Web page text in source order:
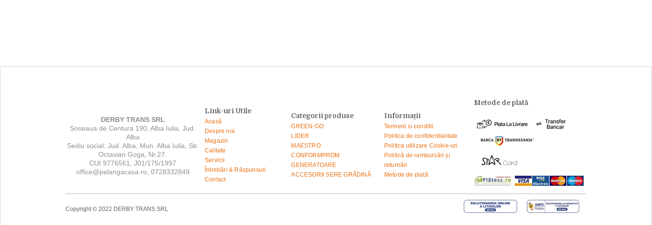
DERBY TRANS SRL
Soseaua de Centura 190, Alba Iulia, Jud.
Alba
Sediu social: Jud. Alba, Mun. Alba Iulia, Str.
Octavian Goga, Nr.27.
CUI 9776561, J01/175/1997
office@pelangacasa.ro, 0728332849
Link-uri Utile
Acasă
Despre noi
Magazin
Calitate
Servicii
Întrebări & Răspunsuri
Contact
Categorii produse
GREEN-GO
LIDER
MAESTRO
CONFORMPROM
GENERATOARE
ACCESORII SERE GRĂDINĂ
Informații
Termeni si conditii
Politica de confidentialitate
Politica utilizare Cookie-uri
Politică de rambursări și
returnări
Metode de plată
Metode de plată
Copyright © 2022 DERBY TRANS SRL